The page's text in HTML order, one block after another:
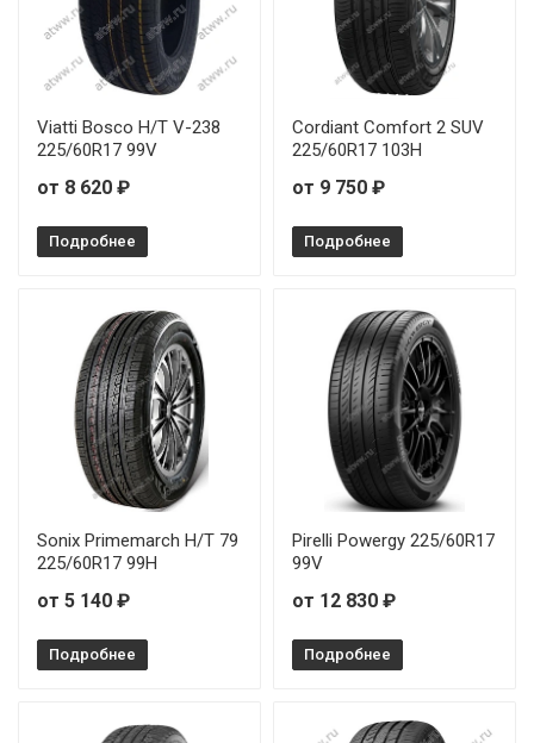
Viatti Bosco H/T V-238
225/60R17 99V
от 8 620 ₽
Подробнее
Cordiant Comfort 2 SUV
225/60R17 103H
от 9 750 ₽
Подробнее
Sonix Primemarch H/T 79
225/60R17 99H
от 5 140 ₽
Подробнее
Pirelli Powergy 225/60R17
99V
от 12 830 ₽
Подробнее